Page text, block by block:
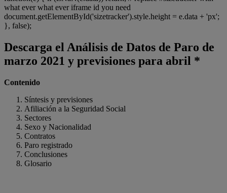
what ever what ever iframe id you need
document.getElementById('sizetracker').style.height = e.data + 'px';
}, false);
Descarga el Análisis de Datos de Paro de
marzo 2021 y previsiones para abril *
Contenido
Síntesis y previsiones
Afiliación a la Seguridad Social
Sectores
Sexo y Nacionalidad
Contratos
Paro registrado
Conclusiones
Glosario